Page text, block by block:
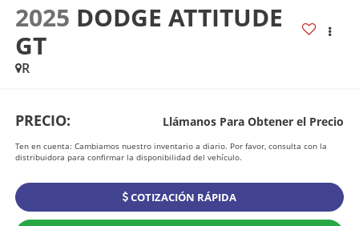
2025 DODGE ATTITUDE
GT
R
PRECIO: Llámanos Para Obtener el Precio
Ten en cuenta: Cambiamos nuestro inventario a diario. Por favor, consulta con la
distribuidora para confirmar la disponibilidad del vehículo.
COTIZACIÓN RÁPIDA